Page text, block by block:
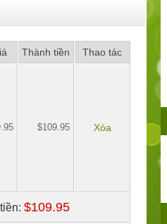
Thành tiền Thao tác
$109.95 Xóa
$109.95